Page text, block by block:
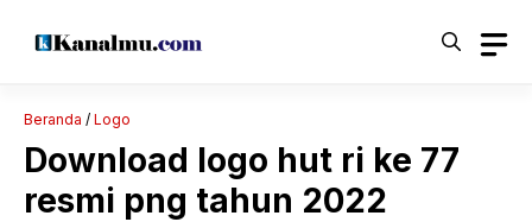
Beranda / Logo
Download logo hut ri ke 77
resmi png tahun 2022